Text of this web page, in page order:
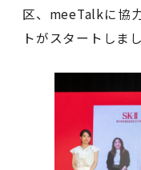
区、meeTalkに協
トがスタートしまし